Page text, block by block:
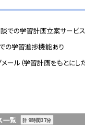
での学習計画立案サービ
の学習進捗機能あり
メール（学習計画をもとに
一覧 計 9時間37分